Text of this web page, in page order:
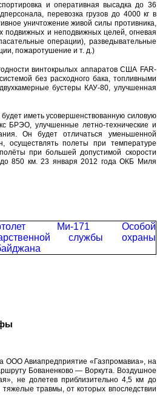
и оперативная высадка до 36
перевозка грузов до 4000 кг в
уничтожение живой силы противника,
подвижных и неподвижных целей, огневая
операции), разведывательные
пожаротушение и т. д.)
винтокрылых аппаратов США FAR-
без расходного бака, топливными
бустеры КАУ-80, улучшенная
иметь усовершенствованную силовую
БРЭО, улучшенные летно-технические и
Он будет отличаться уменьшенной
осуществлять полеты при температуре
при большей допустимой скорости
до 850 км. 23 января 2012 года ОКБ Миля
ООО Авиапредприятие «Газпромавиа», на
Бованенково — Воркута. Воздушное
не долетев приблизительно 4,5 км до
травмы, от которых впоследствии